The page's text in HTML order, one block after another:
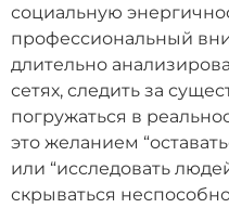
социальную
профессиональный
длительно
сетях, следить за
погружаться в
это желанием
или “исследовать
скрываться